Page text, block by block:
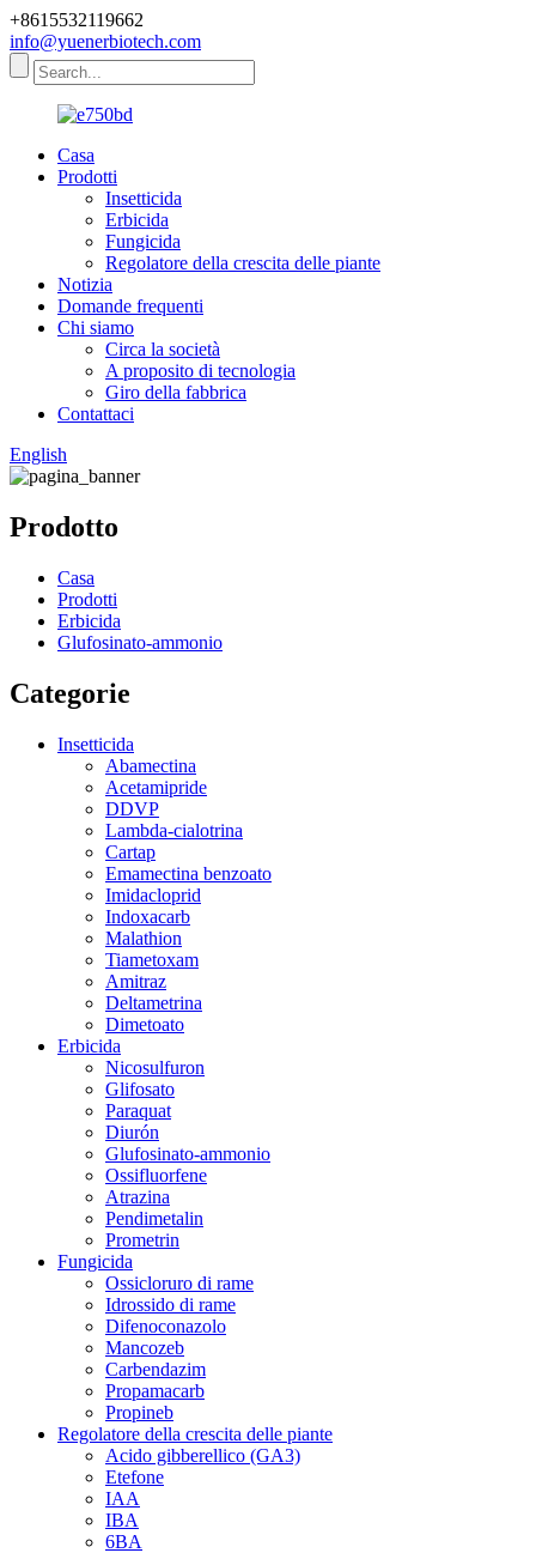
+8615532119662
info@yuenerbiotech.com
Casa
Prodotti
Insetticida
Erbicida
Fungicida
Regolatore della crescita delle piante
Notizia
Domande frequenti
Chi siamo
Circa la società
A proposito di tecnologia
Giro della fabbrica
Contattaci
English
Prodotto
Casa
Prodotti
Erbicida
Glufosinato-ammonio
Categorie
Insetticida
Abamectina
Acetamipride
DDVP
Lambda-cialotrina
Cartap
Emamectina benzoato
Imidacloprid
Indoxacarb
Malathion
Tiametoxam
Amitraz
Deltametrina
Dimetoato
Erbicida
Nicosulfuron
Glifosato
Paraquat
Diurón
Glufosinato-ammonio
Ossifluorfene
Atrazina
Pendimetalin
Prometrin
Fungicida
Ossicloruro di rame
Idrossido di rame
Difenoconazolo
Mancozeb
Carbendazim
Propamacarb
Propineb
Regolatore della crescita delle piante
Acido gibberellico (GA3)
Etefone
IAA
IBA
6BA